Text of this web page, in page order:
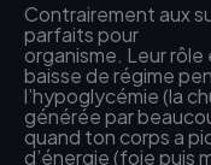
Contrairement aux
parfaits pour
organisme. Leur
baisse de régime
l’hypoglycémie (la
générée par
quand ton corps a
d’énergie (foie puis